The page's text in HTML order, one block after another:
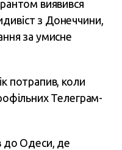
виявився
з Донеччини,
за умисне
потрапив, коли
Телеграм-
до Одеси, де